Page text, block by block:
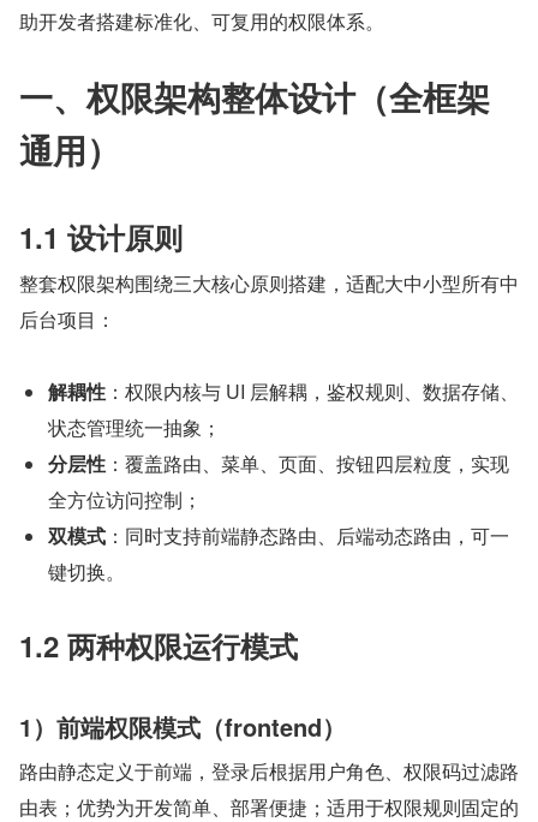
助开发者搭建标准化、可复用的权限体系。
一、权限架构整体设计（全框架
通用）
1.1 设计原则
整套权限架构围绕三大核心原则搭建，适配大中小型所有中
后台项目：
解耦性 ：权限内核与 UI 层解耦，鉴权规则、数据存储、
状态管理统一抽象；
分层性 ：覆盖路由、菜单、页面、按钮四层粒度，实现
全方位访问控制；
双模式 ：同时支持前端静态路由、后端动态路由，可一
键切换。
1.2 两种权限运行模式
1）前端权限模式（frontend）
路由静态定义于前端，登录后根据用户角色、权限码过滤路
由表；优势为开发简单、部署便捷；适用于权限规则固定的